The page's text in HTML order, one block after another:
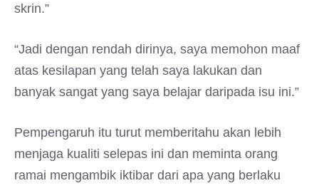
skrin.”
“Jadi dengan rendah dirinya, saya memohon maaf
atas kesilapan yang telah saya lakukan dan
banyak sangat yang saya belajar daripada isu ini.”
Pempengaruh itu turut memberitahu akan lebih
menjaga kualiti selepas ini dan meminta orang
ramai mengambik iktibar dari apa yang berlaku